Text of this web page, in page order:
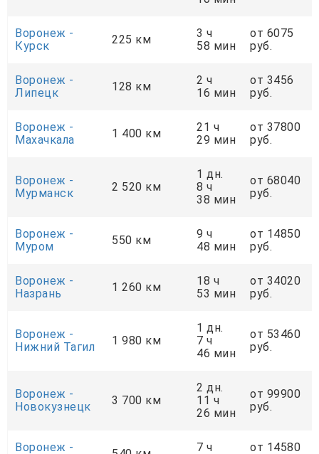
Воронеж -
Курск
225 км
3 ч
58 мин
от 6075
руб.
Воронеж -
Липецк
128 км
2 ч
16 мин
от 3456
руб.
Воронеж -
Махачкала
1 400 км
21 ч
29 мин
от 37800
руб.
Воронеж -
Мурманск
2 520 км
1 дн.
8 ч
38 мин
от 68040
руб.
Воронеж -
Муром
550 км
9 ч
48 мин
от 14850
руб.
Воронеж -
Назрань
1 260 км
18 ч
53 мин
от 34020
руб.
Воронеж -
Нижний Тагил
1 980 км
1 дн.
7 ч
46 мин
от 53460
руб.
Воронеж -
Новокузнецк
3 700 км
2 дн.
11 ч
26 мин
от 99900
руб.
Воронеж -
7 ч
от 14580